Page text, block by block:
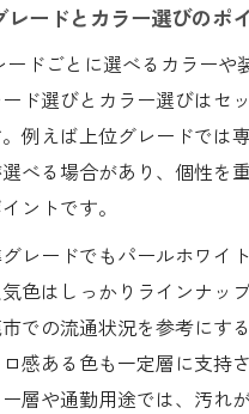
レードとカラー選びのポ
ードごとに選べるカラーや
ド選びとカラー選びはセ
例えば上位グレードでは
べる場合があり、個性を
ントです。
レードでもパールホワイ
色はしっかりラインナッ
での流通状況を参考にす
感ある色も一定層に支持
層や通勤用途では、汚れ